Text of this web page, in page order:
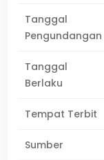
Tanggal
Pengundangan
Tanggal
Berlaku
Tempat Terbit
Sumber